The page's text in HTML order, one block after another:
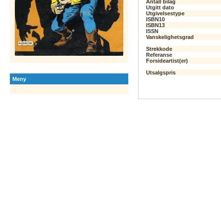
Meny
Antall bilag
Utgitt dato
Utgivelsestype
ISBN10
ISBN13
ISSN
Vanskelighetsgrad
Strekkode
Referanse
Forsideartist(er)
Utsalgspris